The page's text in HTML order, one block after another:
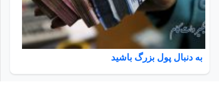
به دنبال پول بزرگ باشید